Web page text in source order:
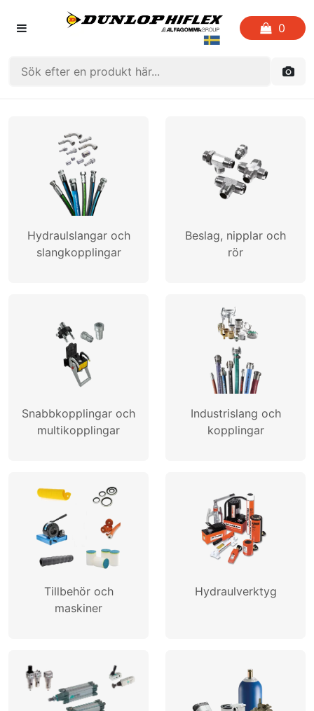
0
FAVORITLISTOR
KATALOGER
UTGÅENDE PRODUKTER
SKAPA PROFIL
Hydraulslangar och
slangkopplingar
Beslag, nipplar och
rör
Snabbkopplingar och
multikopplingar
Industrislang och
kopplingar
Tillbehör och
maskiner
Hydraulverktyg